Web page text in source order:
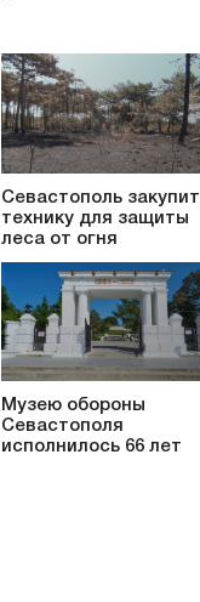
Севастополь закупит
технику для защиты
леса от огня
Музею обороны
Севастополя
исполнилось 66 лет